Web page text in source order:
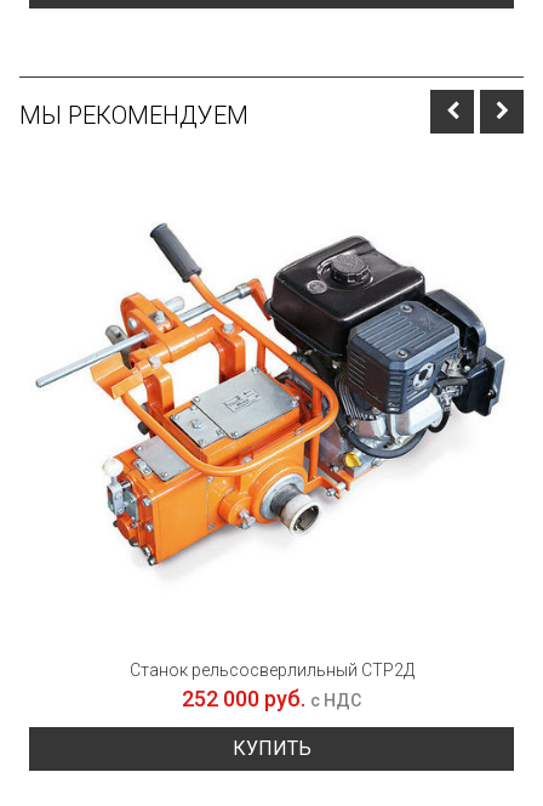
МЫ РЕКОМЕНДУЕМ
Станок рельсосверлильный СТР2Д
252 000 руб. с НДС
КУПИТЬ